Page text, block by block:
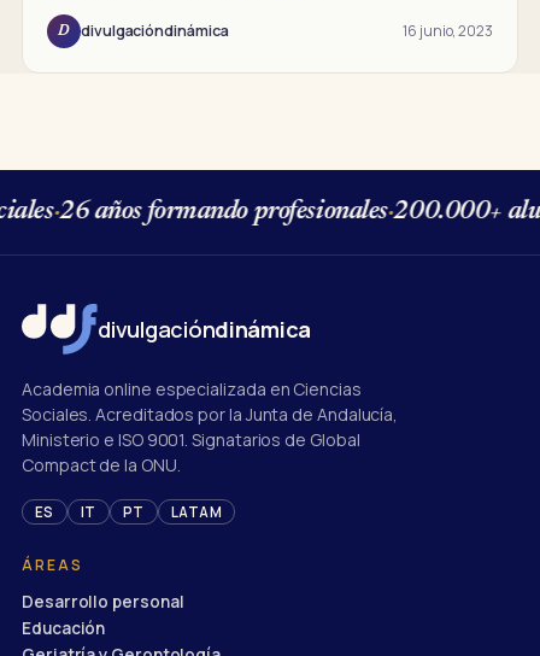
D divulgacióndinámica 16 junio, 2023
·26 años formando profesionales·200.000+
divulgacióndinámica
Academia online especializada en Ciencias
Sociales. Acreditados por la Junta de Andalucía,
Ministerio e ISO 9001. Signatarios de Global
Compact de la ONU.
ES IT PT LATAM
ÁREAS
Desarrollo personal
Educación